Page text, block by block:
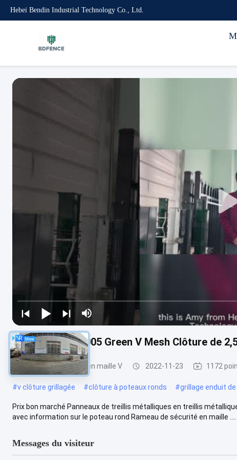
Hebei Bendin Industrial Technology Co., Ltd.
Galvanisé RAL6005 Green V Mesh Clôture de
Clôture de sécurité en maille V 2022-11-23 1172
#v clôture grillagée #clôture à poteaux ronds #grillage enduit de
Prix bon marché Panneaux de treillis métalliques en treillis
avec information sur le poteau rond Rameau de sécurité en maille ....
Messages du visiteur